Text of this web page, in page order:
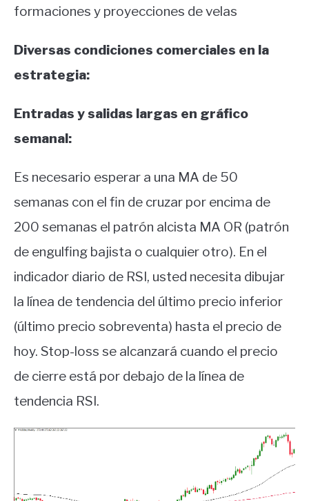
formaciones y proyecciones de velas
Diversas condiciones comerciales en la
estrategia:
Entradas y salidas largas en gráfico
semanal:
Es necesario esperar a una MA de 50
semanas con el fin de cruzar por encima de
200 semanas el patrón alcista MA OR (patrón
de engulfing bajista o cualquier otro). En el
indicador diario de RSI, usted necesita dibujar
la línea de tendencia del último precio inferior
(último precio sobreventa) hasta el precio de
hoy. Stop-loss se alcanzará cuando el precio
de cierre está por debajo de la línea de
tendencia RSI.